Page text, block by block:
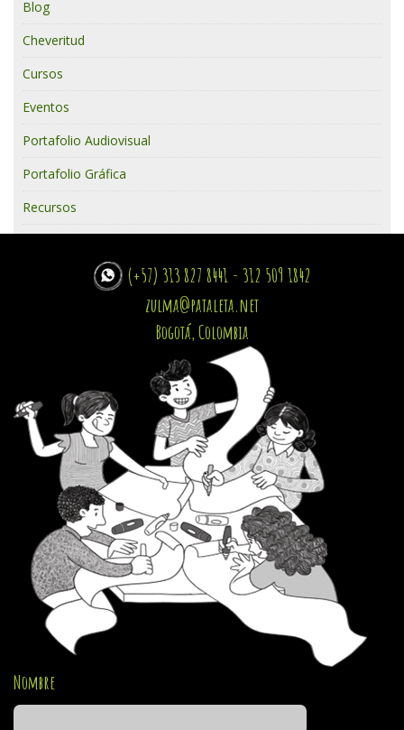
Blog
Cheveritud
Cursos
Eventos
Portafolio Audiovisual
Portafolio Gráfica
Recursos
(+57) 313 827 8441 - 312 509 1842
zulma@pataleta.net
Bogotá, Colombia
Nombre